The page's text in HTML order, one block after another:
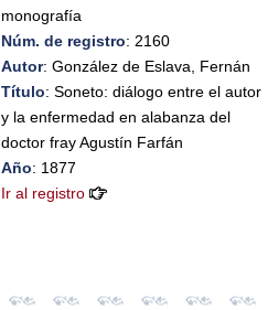
monografía
Núm. de registro: 2160
Autor: González de Eslava, Fernán
Título: Soneto: diálogo entre el autor
y la enfermedad en alabanza del
doctor fray Agustín Farfán
Año: 1877
Ir al registro